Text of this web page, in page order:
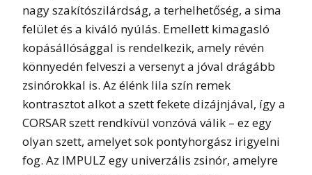
nagy szakítószilárdság, a terhelhetőség, a sima
felület és a kiváló nyúlás. Emellett kimagasló
kopásállósággal is rendelkezik, amely révén
könnyedén felveszi a versenyt a jóval drágább
zsinórokkal is. Az élénk lila szín remek
kontrasztot alkot a szett fekete dizájnjával, így a
CORSAR szett rendkívül vonzóvá válik – ez egy
olyan szett, amelyet sok pontyhorgász irigyelni
fog. Az IMPULZ egy univerzális zsinór, amelyre